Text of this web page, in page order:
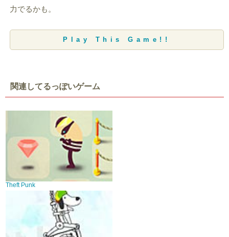
力でるかも。
Play This Game!!
関連してるっぽいゲーム
Theft Punk